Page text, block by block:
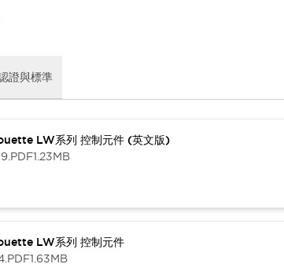
證與標準
LW系列 控制元件 (英文版)
.PDF1.23MB
LW系列 控制元件
.PDF1.63MB